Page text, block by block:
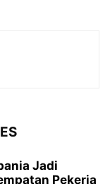
Jadi
Pekerja